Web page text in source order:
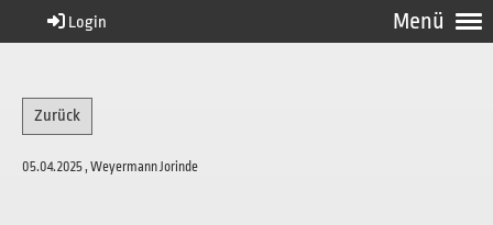
Menü
Login
Zurück
05.04.2025, Weyermann Jorinde